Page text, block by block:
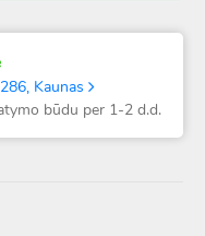
Kaunas
būdu per 1-2 d.d.